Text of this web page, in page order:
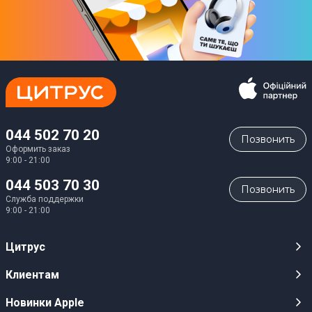
044 502 70 20
Оформить заказ
9:00 - 21:00
Позвонить
044 503 70 30
Служба поддержки
9:00 - 21:00
Позвонить
Цитрус
Карьера
Клиентам
Публичные оферты
Новинки Apple